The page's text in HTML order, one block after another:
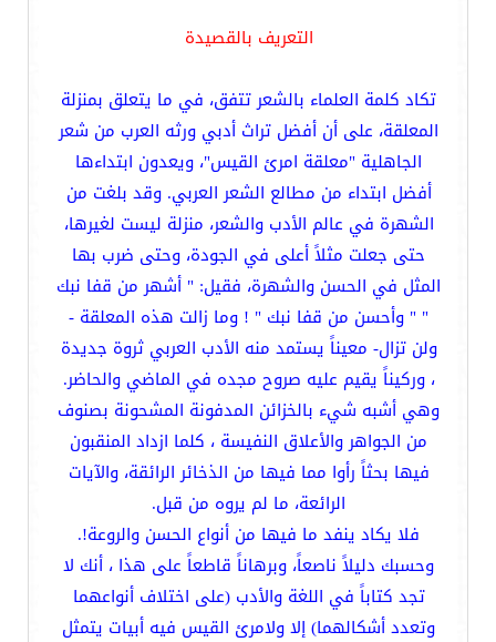
التعريف بالقصيدة
تكاد كلمة العلماء بالشعر تتفق، في ما يتعلق بمنزلة
المعلقة، على أن أفضل تراث أدبي ورثه العرب من شعر
الجاهلية "معلقة امرئ القيس"، ويعدون ابتداءها
أفضل ابتداء من مطالع الشعر العربي. وقد بلغت من
الشهرة في عالم الأدب والشعر، منزلة ليست لغيرها،
حتى جعلت مثلاً أعلى في الجودة، وحتى ضرب بها
المثل في الحسن والشهرة، فقيل: " أشهر من قفا نبك
" " وأحسن من قفا نبك " ! وما زالت هذه المعلقة -
ولن تزال- معيناً يستمد منه الأدب العربي ثروة جديدة
، وركيناً يقيم عليه صروح مجده في الماضي والحاضر.
وهي أشبه شيء بالخزائن المدفونة المشحونة بصنوف
من الجواهر والأعلاق النفيسة ، كلما ازداد المنقبون
فيها بحثاً رأوا مما فيها من الذخائر الرائقة، والآيات
الرائعة، ما لم يروه من قبل.
فلا يكاد ينفد ما فيها من أنواع الحسن والروعة!.
وحسبك دليلاً ناصعاً، وبرهاناً قاطعاً على هذا ، أنك لا
تجد كتاباً في اللغة والأدب (على اختلاف أنواعهما
وتعدد أشكالهما) إلا ولامرئ القيس فيه أبيات يتمثل